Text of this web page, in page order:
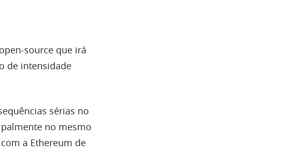
source que irá
de intensidade
sérias no
no mesmo
com a Ethereum de